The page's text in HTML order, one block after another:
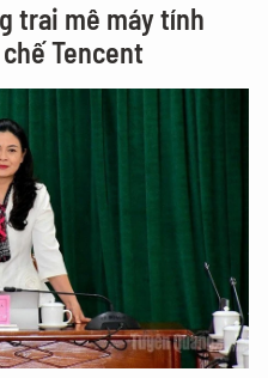
trai mê máy tính
Tencent